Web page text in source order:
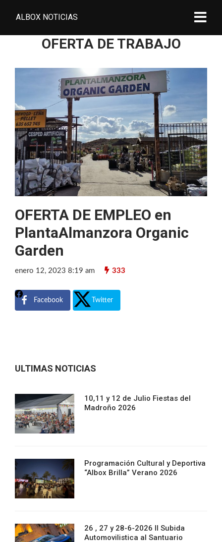
ALBOX NOTICIAS
OFERTA DE TRABAJO
OFERTA DE EMPLEO en
PlantaAlmanzora Organic
Garden
enero 12, 2023 8:19 am 333
Facebook Twitter
ULTIMAS NOTICIAS
10,11 y 12 de Julio Fiestas del
Madroño 2026
Programación Cultural y Deportiva
“Albox Brilla” Verano 2026
26 , 27 y 28-6-2026 II Subida
Automovilistica al Santuario